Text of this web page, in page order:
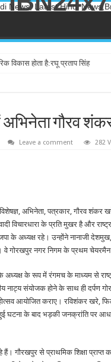
News, Latest Hindi
विकास होता है:रघू प्रताप सिंह
अभिनेता गौरव
Leave a comment 282
अभिनेता, पत्रकार, गौरव शंकर
विचारधारा के प्रति मुखर है और
के अध्यक्ष रहे। उन्होंने नानाजी
वे गोरखपुर नगर निगम के प्रथम
के रूप में रंगमच के माध्यम से
संयोजक होने के साथ ही दर्पण
आयोजित कराए। रविशंकर खरे,
हुई घटना के बाद भड़की जनक्रांति पर
हैं। गौरखपुर से प्राथमिक शिक्षा